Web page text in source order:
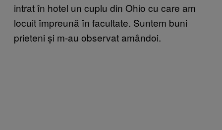
intrat în hotel un cuplu din Ohio cu care am
locuit împreună în facultate. Suntem buni
prieteni și m-au observat amândoi.